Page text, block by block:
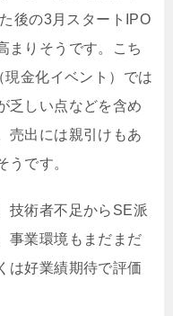
後の3月スタートIPO
まりそうです。こち
金化イベント）では
乏しい点などを含め
売出には親引けもあ
うです。
技術者不足からSE派
事業環境もまだまだ
は好業績期待で評価